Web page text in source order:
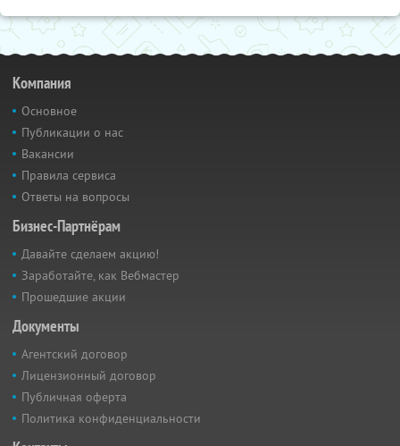
Компания
Основное
Публикации о нас
Вакансии
Правила сервиса
Ответы на вопросы
Бизнес-Партнёрам
Давайте сделаем акцию!
Заработайте, как Вебмастер
Прошедшие акции
Документы
Агентский договор
Лицензионный договор
Публичная оферта
Политика конфиденциальности